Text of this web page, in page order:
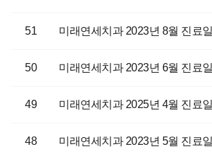
51 미래연세치과 2023년 8월 진료
50 미래연세치과 2023년 6월 진료
49 미래연세치과 2025년 4월 진료
48 미래연세치과 2023년 5월 진료